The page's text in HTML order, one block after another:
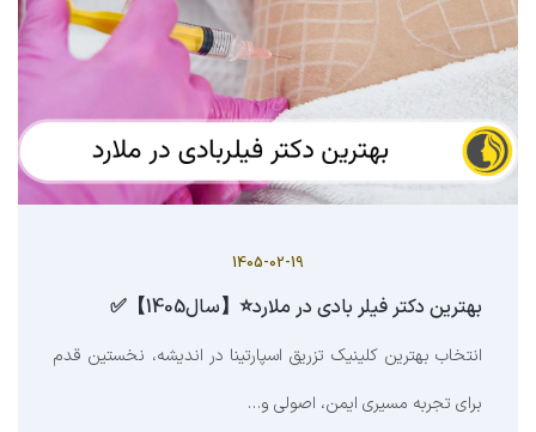
1405-02-19
بهترین دکتر فیلر بادی در ملارد⭐【سال1405】✅
انتخاب بهترین کلینیک تزریق اسپارتینا در اندیشه، نخستین قدم
برای تجربه مسیری ایمن، اصولی و…